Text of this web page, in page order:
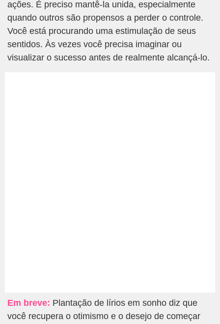
ações. É preciso mantê-la unida, especialmente
quando outros são propensos a perder o controle.
Você está procurando uma estimulação de seus
sentidos. Às vezes você precisa imaginar ou
visualizar o sucesso antes de realmente alcançá-lo.
Em breve: Plantação de lírios em sonho diz que
você recupera o otimismo e o desejo de começar